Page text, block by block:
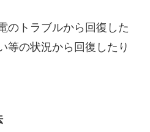
のトラブルから回復した
等の状況から回復したり